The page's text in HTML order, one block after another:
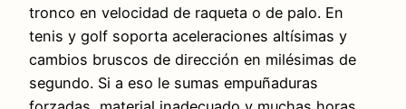
tronco en velocidad de raqueta o de palo. En
tenis y golf soporta aceleraciones altísimas y
cambios bruscos de dirección en milésimas de
segundo. Si a eso le sumas empuñaduras